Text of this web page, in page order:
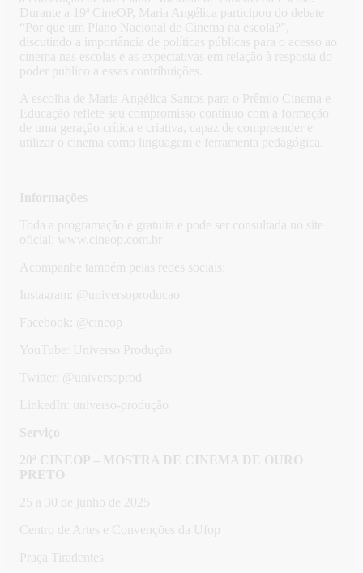
Durante a 19ª CineOP, Maria Angélica participou do debate
“Por que um Plano Nacional de Cinema na escola?”,
discutindo a importância de políticas públicas para o acesso ao
cinema nas escolas e as expectativas em relação à resposta do
poder público a essas contribuições.
A escolha de Maria Angélica Santos para o Prêmio Cinema e
Educação reflete seu compromisso contínuo com a formação
de uma geração crítica e criativa, capaz de compreender e
utilizar o cinema como linguagem e ferramenta pedagógica.
Informações
Toda a programação é gratuita e pode ser consultada no site
oficial: www.cineop.com.br
Acompanhe também pelas redes sociais:
Instagram: @universoproducao
Facebook: @cineop
YouTube: Universo Produção
Twitter: @universoprod
LinkedIn: universo-produção
Serviço
20ª CINEOP – MOSTRA DE CINEMA DE OURO
PRETO
25 a 30 de junho de 2025
Centro de Artes e Convenções da Ufop
Praça Tiradentes